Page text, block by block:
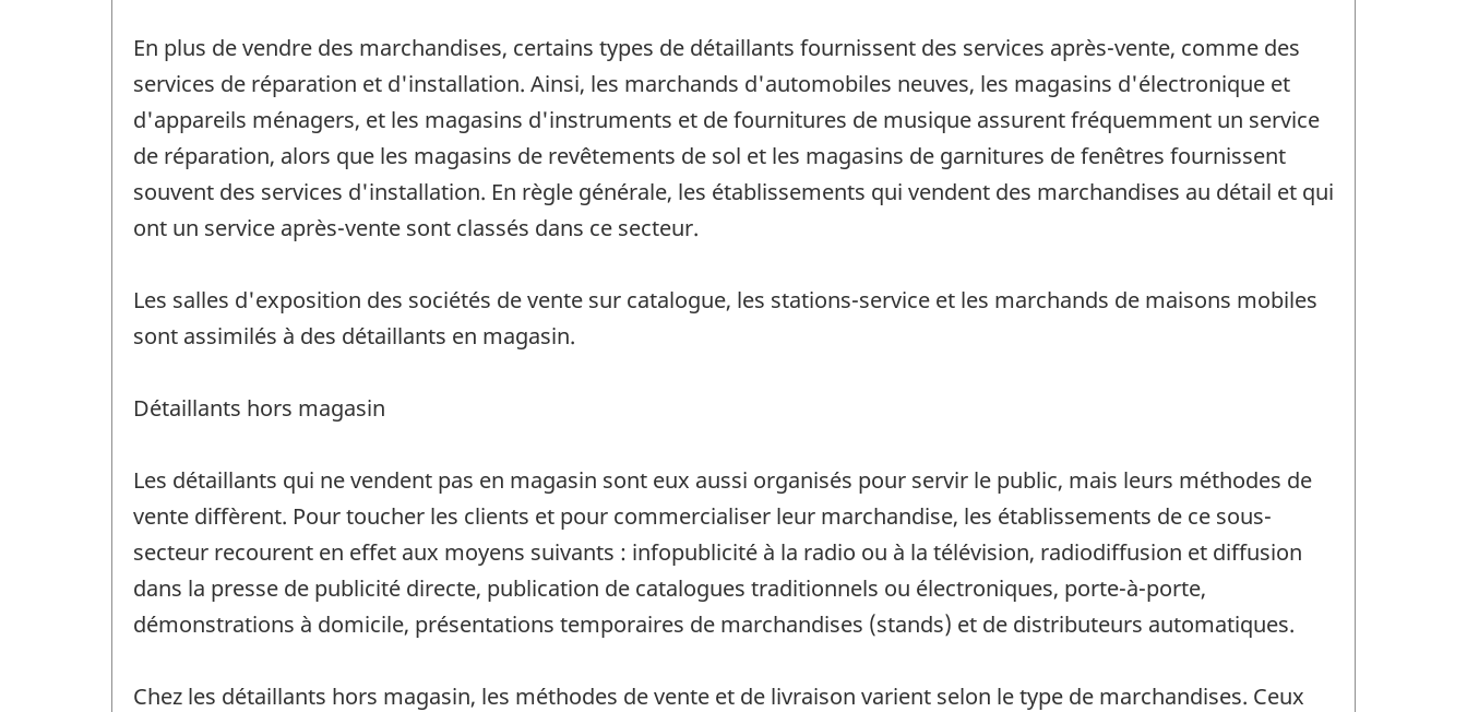
En plus de vendre des marchandises, certains types de détaillants fournissent des services après-vente, comme des
services de réparation et d'installation. Ainsi, les marchands d'automobiles neuves, les magasins d'électronique et
d'appareils ménagers, et les magasins d'instruments et de fournitures de musique assurent fréquemment un service
de réparation, alors que les magasins de revêtements de sol et les magasins de garnitures de fenêtres fournissent
souvent des services d'installation. En règle générale, les établissements qui vendent des marchandises au détail et qui
ont un service après-vente sont classés dans ce secteur.
Les salles d'exposition des sociétés de vente sur catalogue, les stations-service et les marchands de maisons mobiles
sont assimilés à des détaillants en magasin.
Détaillants hors magasin
Les détaillants qui ne vendent pas en magasin sont eux aussi organisés pour servir le public, mais leurs méthodes de
vente diffèrent. Pour toucher les clients et pour commercialiser leur marchandise, les établissements de ce sous-
secteur recourent en effet aux moyens suivants : infopublicité à la radio ou à la télévision, radiodiffusion et diffusion
dans la presse de publicité directe, publication de catalogues traditionnels ou électroniques, porte-à-porte,
démonstrations à domicile, présentations temporaires de marchandises (stands) et de distributeurs automatiques.
Chez les détaillants hors magasin, les méthodes de vente et de livraison varient selon le type de marchandises. Ceux